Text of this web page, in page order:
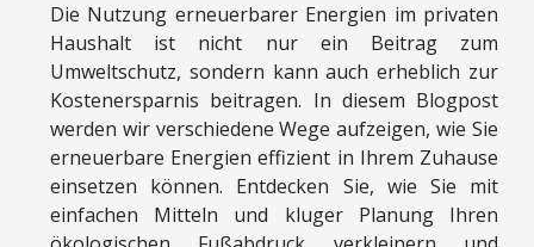
Die Nutzung erneuerbarer Energien im privaten
Haushalt ist nicht nur ein Beitrag zum
Umweltschutz, sondern kann auch erheblich zur
Kostenersparnis beitragen. In diesem Blogpost
werden wir verschiedene Wege aufzeigen, wie Sie
erneuerbare Energien effizient in Ihrem Zuhause
einsetzen können. Entdecken Sie, wie Sie mit
einfachen Mitteln und kluger Planung Ihren